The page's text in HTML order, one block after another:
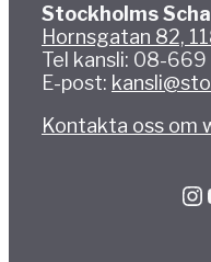
Stockholms
Hornsgatan 82,
Tel kansli: 08-
E-post:
Kontakta oss om
Instagram